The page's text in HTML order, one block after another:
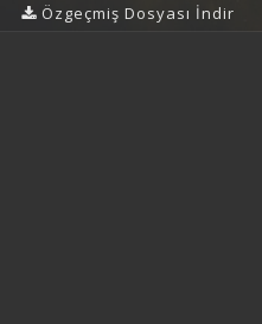
Özgeçmiş Dosyası İndir